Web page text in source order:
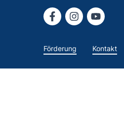
Förderung Kontakt